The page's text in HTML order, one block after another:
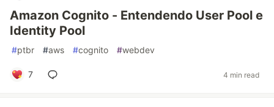
Amazon Cognito - Entendendo User Pool e
Identity Pool
#ptbr #aws #cognito #webdev
7 4 min read